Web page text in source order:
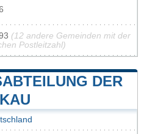
(12 andere Gemeinden mit der
Postleitzahl)
DER